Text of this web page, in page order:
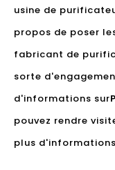
usine de
propos de poser
fabricant de
sorte
d'informations sur
pouvez rendre
plus